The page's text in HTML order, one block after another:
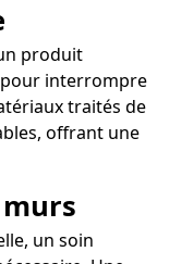
produit
interrompre
traités de
offrant une
murs
un soin